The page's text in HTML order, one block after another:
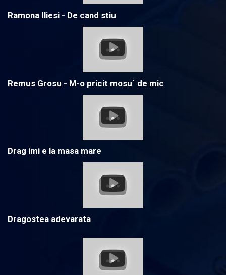
Ramona Iliesi - De cand stiu
Remus Grosu - M-o pricit mosu` de mic
Drag imi e la masa mare
Dragostea adevarata